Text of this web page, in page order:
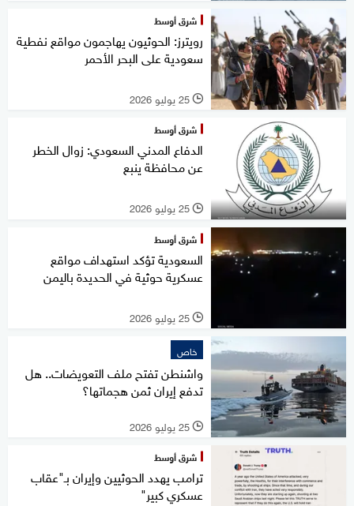
شرق أوسط
رويترز: الحوثيون يهاجمون مواقع نفطية
سعودية على البحر الأحمر
l 25 يوليو 2026
شرق أوسط
الدفاع المدني السعودي: زوال الخطر
عن محافظة ينبع
l 25 يوليو 2026
شرق أوسط
السعودية تؤكد استهداف مواقع
عسكرية حوثية في الحديدة باليمن
l 25 يوليو 2026
خاص
واشنطن تفتح ملف التعويضات.. هل
تدفع إيران ثمن هجماتها؟
l 25 يوليو 2026
شرق أوسط
ترامب يهدد الحوثيين وإيران بـ"عقاب
عسكري كبير"